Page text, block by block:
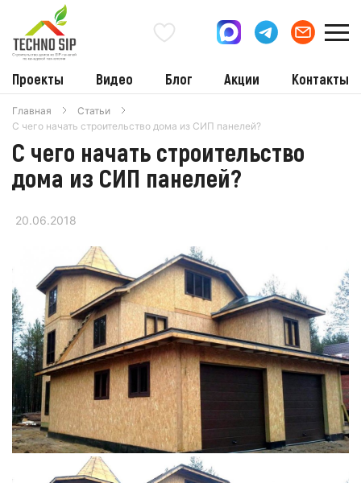
Проекты Видео Блог Акции Контакты
Главная
Статьи
С чего начать строительство дома из СИП панелей?
С чего начать строительство
дома из СИП панелей?
20.06.2018